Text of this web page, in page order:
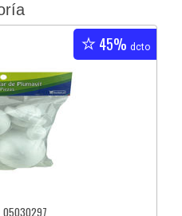
45% dcto
05030297